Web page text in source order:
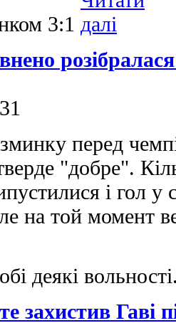
3:1
перед
"добре".
і гол у
на той момент
деякі
захистив Гаві